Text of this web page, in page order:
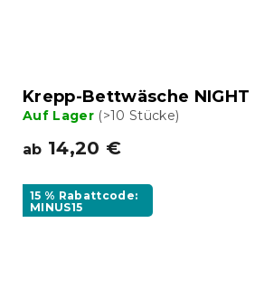
Krepp-Bettwäsche NIGHT
Auf Lager (>10 Stücke)
ab 14,20 €
15 % Rabattcode:
MINUS15